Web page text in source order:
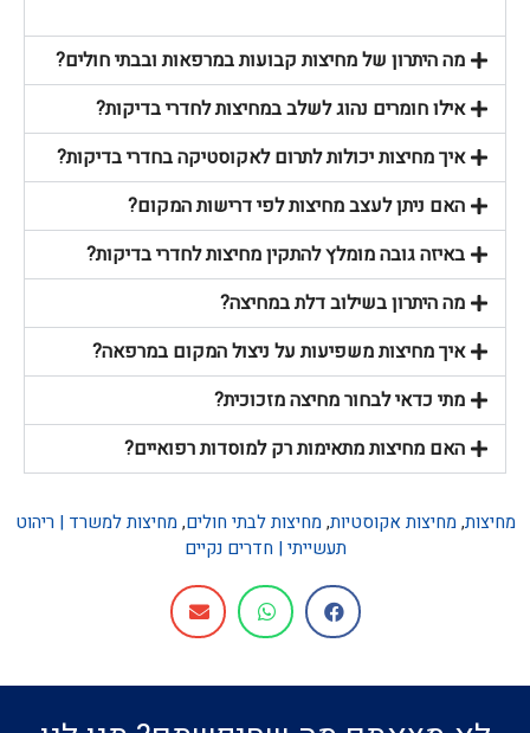
מה היתרון של מחיצות קבועות במרפאות ובבתי חולים?
אילו חומרים נהוג לשלב במחיצות לחדרי בדיקות?
איך מחיצות יכולות לתרום לאקוסטיקה בחדרי בדיקות?
האם ניתן לעצב מחיצות לפי דרישות המקום?
באיזה גובה מומלץ להתקין מחיצות לחדרי בדיקות?
מה היתרון בשילוב דלת במחיצה?
איך מחיצות משפיעות על ניצול המקום במרפאה?
מתי כדאי לבחור מחיצה מזכוכית?
האם מחיצות מתאימות רק למוסדות רפואיים?
מחיצות,מחיצות אקוסטיות,מחיצות לבתי חולים,מחיצות למשרד | ריהוט
תעשייתי | חדרים נקיים